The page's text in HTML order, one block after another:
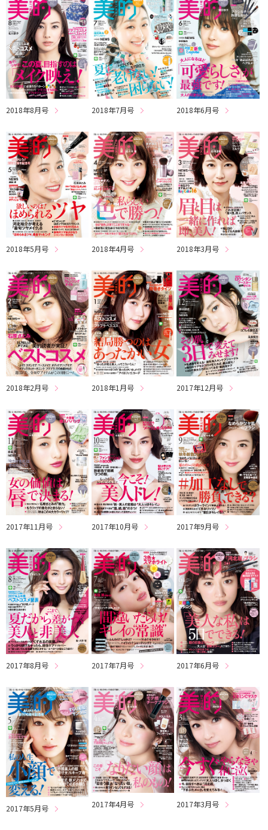
2018年8月号 2018年7月号 2018年6月号
2018年5月号 2018年4月号 2018年3月号
2018年2月号 2018年1月号 2017年12月号
2017年11月号 2017年10月号 2017年9月号
2017年8月号 2017年7月号 2017年6月号
2017年5月号 2017年4月号 2017年3月号